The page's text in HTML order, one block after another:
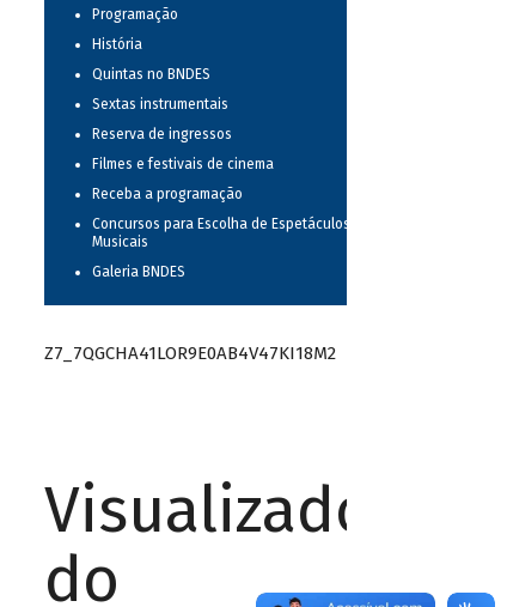
Programação
História
Quintas no BNDES
Sextas instrumentais
Reserva de ingressos
Filmes e festivais de cinema
Receba a programação
Concursos para Escolha de Espetáculos
Musicais
Galeria BNDES
Z7_7QGCHA41LOR9E0AB4V47KI18M2
Visualizador
do